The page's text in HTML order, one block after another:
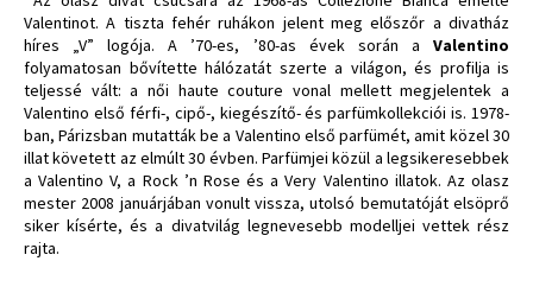
Valentinot. A tiszta fehér ruhákon jelent meg előszőr a divatház
híres „V” logója. A ’70-es, ’80-as évek során a Valentino
folyamatosan bővítette hálózatát szerte a világon, és profilja is
teljessé vált: a női haute couture vonal mellett megjelentek a
Valentino első férfi-, cipő-, kiegészítő- és parfümkollekciói is. 1978-
ban, Párizsban mutatták be a Valentino első parfümét, amit közel 30
illat követett az elmúlt 30 évben. Parfümjei közül a legsikeresebbek
a Valentino V, a Rock ’n Rose és a Very Valentino illatok. Az olasz
mester 2008 januárjában vonult vissza, utolsó bemutatóját elsöprő
siker kísérte, és a divatvilág legnevesebb modelljei vettek rész
rajta.